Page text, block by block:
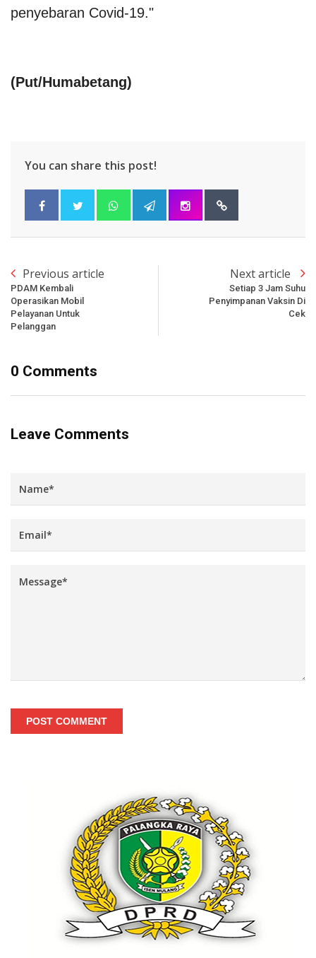
penyebaran Covid-19."
(Put/Humabetang)
You can share this post!
Previous article
PDAM Kembali
Operasikan Mobil
Pelayanan Untuk
Pelanggan
Next article
Setiap 3 Jam Suhu
Penyimpanan Vaksin Di
Cek
0 Comments
Leave Comments
POST COMMENT